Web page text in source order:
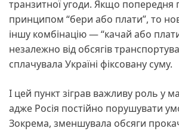
транзитної угоди. Якщо попередня
принципом “бери або плати”, то
іншу комбінацію — “качай або
незалежно від обсягів
сплачувала Україні фіксовану суму.
І цей пункт зіграв важливу роль у
адже Росія постійно порушувати
Зокрема, зменшувала обсяги